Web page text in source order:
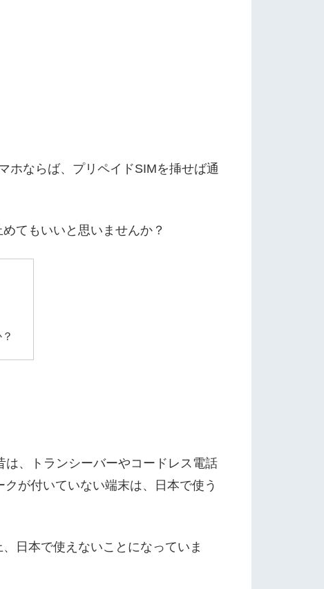
ホならば、プリペイドSIMを挿せば通
てもいいと思いませんか？
、トランシーバーやコードレス電話
が付いていない端末は、日本で使う
日本で使えないことになっていま